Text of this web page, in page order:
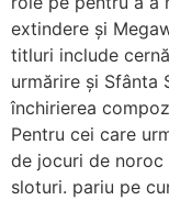
extindere și
titluri include
urmărire și Sfânta
închirierea
Pentru cei care
de jocuri de
sloturi. pariu pe